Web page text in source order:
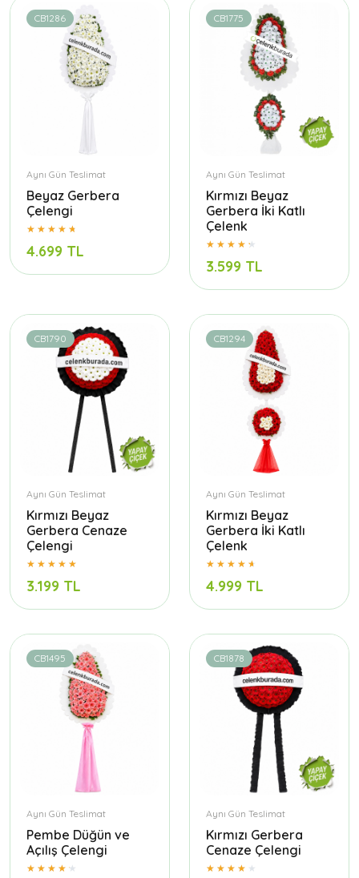
CB1286
Aynı Gün Teslimat
Beyaz Gerbera
Çelengi
4.699 TL
CB1775
Aynı Gün Teslimat
Kırmızı Beyaz
Gerbera İki Katlı
Çelenk
3.599 TL
CB1790
Aynı Gün Teslimat
Kırmızı Beyaz
Gerbera Cenaze
Çelengi
3.199 TL
CB1294
Aynı Gün Teslimat
Kırmızı Beyaz
Gerbera İki Katlı
Çelenk
4.999 TL
CB1495
Aynı Gün Teslimat
Pembe Düğün ve
Açılış Çelengi
CB1878
Aynı Gün Teslimat
Kırmızı Gerbera
Cenaze Çelengi